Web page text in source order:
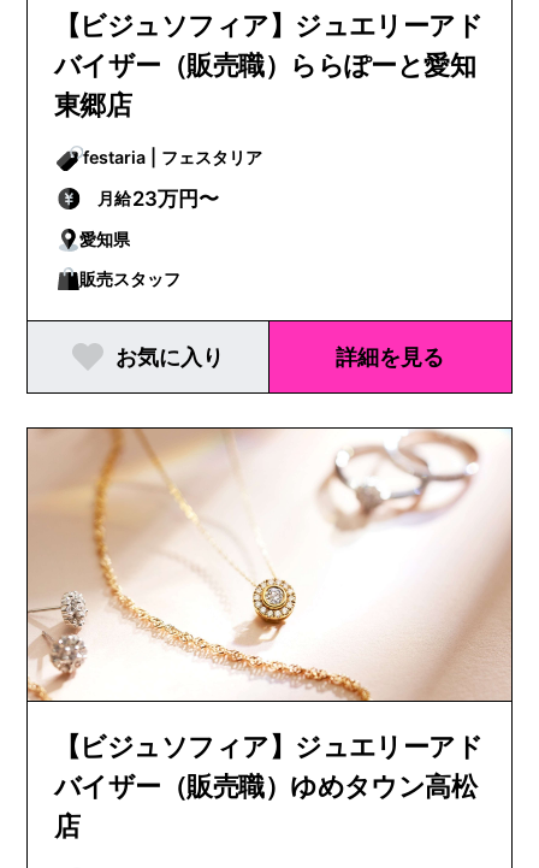
【ビジュソフィア】ジュエリーアド
バイザー（販売職）ららぽーと愛知
東郷店
festaria | フェスタリア
月給23万円〜
愛知県
販売スタッフ
お気に入り 詳細を見る
【ビジュソフィア】ジュエリーアド
バイザー（販売職）ゆめタウン高松
店